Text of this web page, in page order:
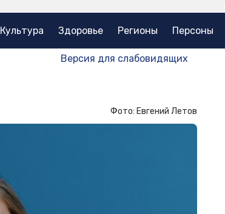
Культура Здоровье Регионы Персоны
Версия для слабовидящих
Фото: Евгений Летов